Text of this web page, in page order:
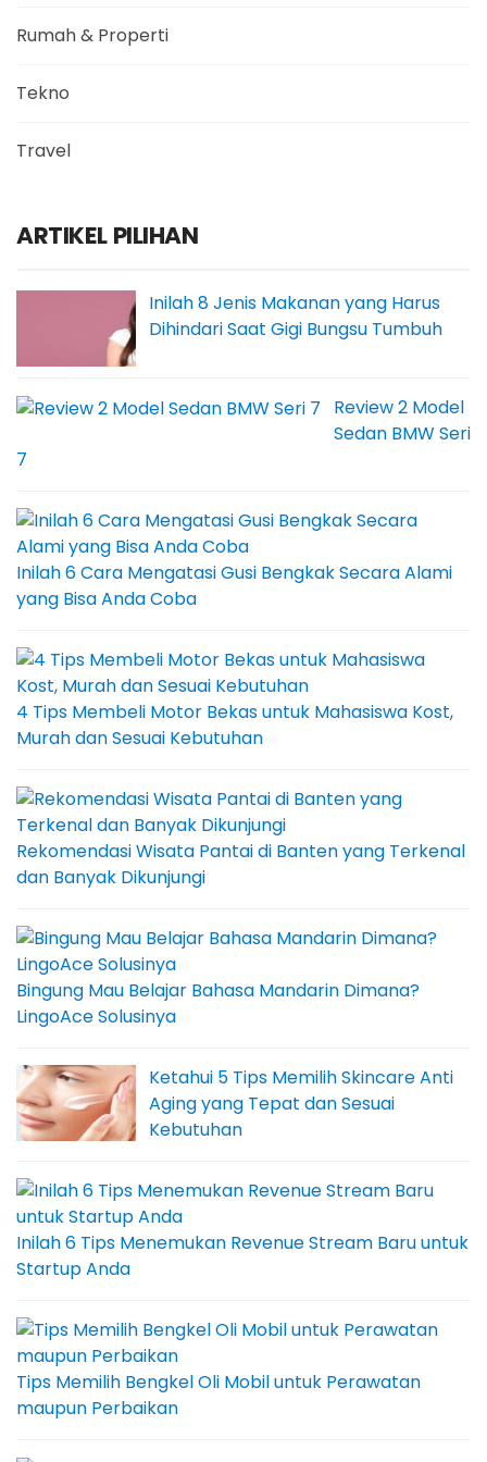
Rumah & Properti
Tekno
Travel
ARTIKEL PILIHAN
Inilah 8 Jenis Makanan yang Harus
Dihindari Saat Gigi Bungsu Tumbuh
Review 2 Model
Sedan BMW Seri
7
Inilah 6 Cara Mengatasi Gusi Bengkak Secara Alami
yang Bisa Anda Coba
4 Tips Membeli Motor Bekas untuk Mahasiswa Kost,
Murah dan Sesuai Kebutuhan
Rekomendasi Wisata Pantai di Banten yang Terkenal
dan Banyak Dikunjungi
Bingung Mau Belajar Bahasa Mandarin Dimana?
LingoAce Solusinya
Ketahui 5 Tips Memilih Skincare Anti
Aging yang Tepat dan Sesuai
Kebutuhan
Inilah 6 Tips Menemukan Revenue Stream Baru untuk
Startup Anda
Tips Memilih Bengkel Oli Mobil untuk Perawatan
maupun Perbaikan